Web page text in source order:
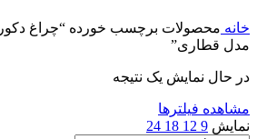
خانه محصولات برچسب خورده “چراغ
مدل قطاری”
در حال نمایش یک نتیجه
مشاهده فیلترها
نمایش 9
12
18
24